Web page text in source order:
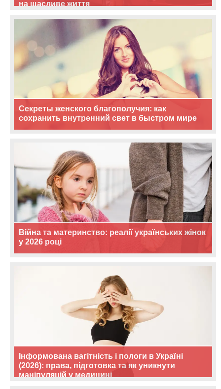
на щасливе життя
Секреты женского благополучия: как
сохранить внутренний свет в быстром мире
Війна та материнство: реалії українських жінок
у 2026 році
Інформована вагітність і пологи в Україні
(2026): права, підготовка та як уникнути
маніпуляцій у медицині